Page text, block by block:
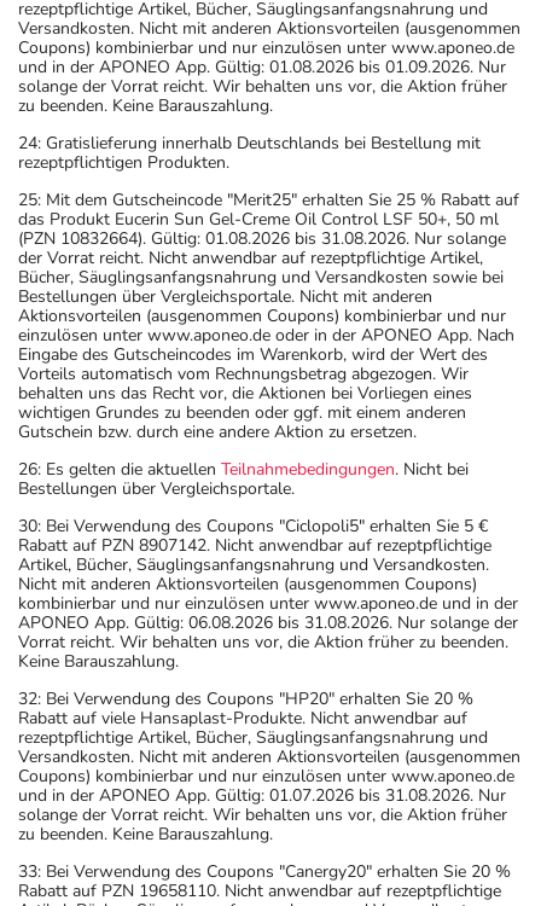
rezeptpflichtige Artikel, Bücher, Säuglingsanfangsnahrung und
Versandkosten. Nicht mit anderen Aktionsvorteilen (ausgenommen
Coupons) kombinierbar und nur einzulösen unter www.aponeo.de
und in der APONEO App. Gültig: 01.08.2026 bis 01.09.2026. Nur
solange der Vorrat reicht. Wir behalten uns vor, die Aktion früher
zu beenden. Keine Barauszahlung.
24: Gratislieferung innerhalb Deutschlands bei Bestellung mit
rezeptpflichtigen Produkten.
25: Mit dem Gutscheincode "Merit25" erhalten Sie 25 % Rabatt auf
das Produkt Eucerin Sun Gel-Creme Oil Control LSF 50+, 50 ml
(PZN 10832664). Gültig: 01.08.2026 bis 31.08.2026. Nur solange
der Vorrat reicht. Nicht anwendbar auf rezeptpflichtige Artikel,
Bücher, Säuglingsanfangsnahrung und Versandkosten sowie bei
Bestellungen über Vergleichsportale. Nicht mit anderen
Aktionsvorteilen (ausgenommen Coupons) kombinierbar und nur
einzulösen unter www.aponeo.de oder in der APONEO App. Nach
Eingabe des Gutscheincodes im Warenkorb, wird der Wert des
Vorteils automatisch vom Rechnungsbetrag abgezogen. Wir
behalten uns das Recht vor, die Aktionen bei Vorliegen eines
wichtigen Grundes zu beenden oder ggf. mit einem anderen
Gutschein bzw. durch eine andere Aktion zu ersetzen.
26: Es gelten die aktuellen Teilnahmebedingungen. Nicht bei
Bestellungen über Vergleichsportale.
30: Bei Verwendung des Coupons "Ciclopoli5" erhalten Sie 5 €
Rabatt auf PZN 8907142. Nicht anwendbar auf rezeptpflichtige
Artikel, Bücher, Säuglingsanfangsnahrung und Versandkosten.
Nicht mit anderen Aktionsvorteilen (ausgenommen Coupons)
kombinierbar und nur einzulösen unter www.aponeo.de und in der
APONEO App. Gültig: 06.08.2026 bis 31.08.2026. Nur solange der
Vorrat reicht. Wir behalten uns vor, die Aktion früher zu beenden.
Keine Barauszahlung.
32: Bei Verwendung des Coupons "HP20" erhalten Sie 20 %
Rabatt auf viele Hansaplast-Produkte. Nicht anwendbar auf
rezeptpflichtige Artikel, Bücher, Säuglingsanfangsnahrung und
Versandkosten. Nicht mit anderen Aktionsvorteilen (ausgenommen
Coupons) kombinierbar und nur einzulösen unter www.aponeo.de
und in der APONEO App. Gültig: 01.07.2026 bis 31.08.2026. Nur
solange der Vorrat reicht. Wir behalten uns vor, die Aktion früher
zu beenden. Keine Barauszahlung.
33: Bei Verwendung des Coupons "Canergy20" erhalten Sie 20 %
Rabatt auf PZN 19658110. Nicht anwendbar auf rezeptpflichtige